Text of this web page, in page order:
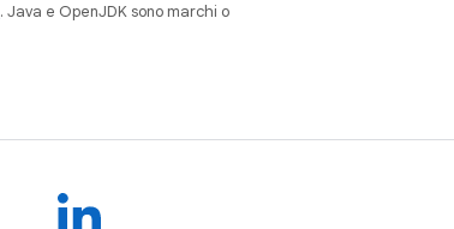
. Java e OpenJDK sono marchi o